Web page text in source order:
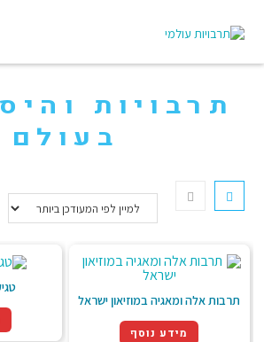
תרבויות
בעולם
תרבות אלה ומאגיה במוזיאון ישראל
מידע נוסף